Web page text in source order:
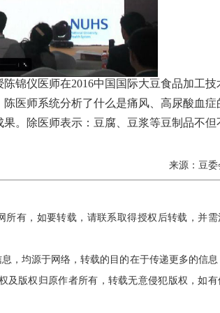
陈锦仪医师在2016中国国际大豆食品加工技
医师系统分析了什么是痛风、高尿酸血症
。除医师表示：豆腐、豆浆等豆制品不但
来源：豆委
有，如要转载，请联系取得授权后转载，并需
，均源于网络，转载的目的在于传递更多的信息
及版权归原作者所有，转载无意侵犯版权，如有